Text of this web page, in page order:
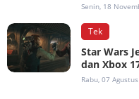
Senin, 18
Tek
Star Wars
dan Xbox
Rabu, 07